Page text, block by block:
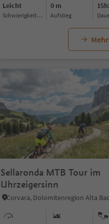
Leicht
Schwierigkeitsgrad
0 m
Aufstieg
Sellaronda MTB Tour im
Uhrzeigersinn
Corvara, Dolomitenregion Alta